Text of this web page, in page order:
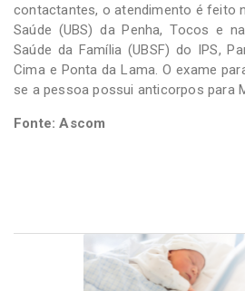
contactantes, o atendimento é feito
Saúde (UBS) da Penha, Tocos e
Saúde da Família (UBSF) do IPS,
Cima e Ponta da Lama. O exame
se a pessoa possui anticorpos para
Fonte: Ascom